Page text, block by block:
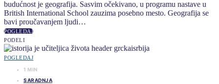
budućnost je geografija. Sasvim očekivano, u programu nastave u
British International School zauzima posebno mesto. Geografija se
bavi proučavanjem ljudi…
POGLEDAJ
PODELI
POGLEDAJ
1 MIN
SARADNJA